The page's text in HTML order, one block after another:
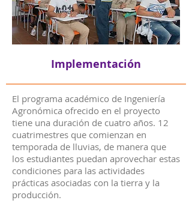
Implementación
El programa académico de Ingeniería
Agronómica ofrecido en el proyecto
tiene una duración de cuatro años. 12
cuatrimestres que comienzan en
temporada de lluvias, de manera que
los estudiantes puedan aprovechar estas
condiciones para las actividades
prácticas asociadas con la tierra y la
producción.